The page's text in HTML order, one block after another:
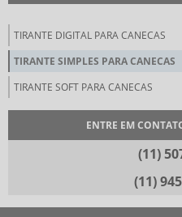
TIRANTE DIGITAL PARA CANECAS
TIRANTE SIMPLES PARA CANECAS
TIRANTE SOFT PARA CANECAS
ENTRE EM
(11)
(11)